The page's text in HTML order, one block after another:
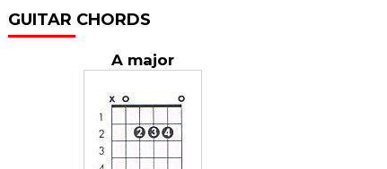
GUITAR CHORDS
A major